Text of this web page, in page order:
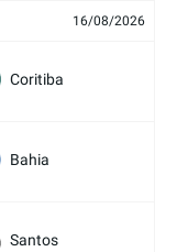
16/08/2026
Coritiba
Bahia
Santos